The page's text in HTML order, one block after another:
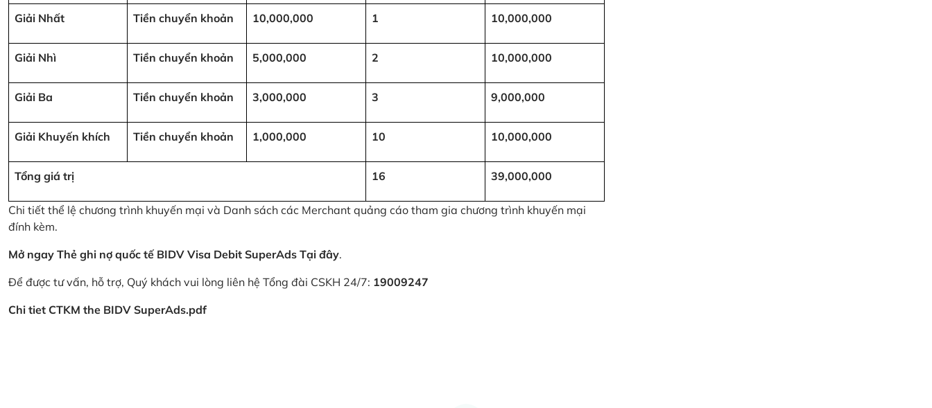
Giải Nhất Tiền chuyển khoản 10,000,000 1 10,000,000
Giải Nhì Tiền chuyển khoản 5,000,000 2 10,000,000
Giải Ba Tiền chuyển khoản 3,000,000 3 9,000,000
Giải Khuyến khích Tiền chuyển khoản 1,000,000 10 10,000,000
Tổng giá trị 16 39,000,000
Chi tiết thể lệ chương trình khuyến mại và Danh sách các Merchant quảng cáo tham gia chương trình khuyến mại
đính kèm.
Mở ngay Thẻ ghi nợ quốc tế BIDV Visa Debit SuperAds Tại đây.
Để được tư vấn, hỗ trợ, Quý khách vui lòng liên hệ Tổng đài CSKH 24/7: 19009247
Chi tiet CTKM the BIDV SuperAds.pdf